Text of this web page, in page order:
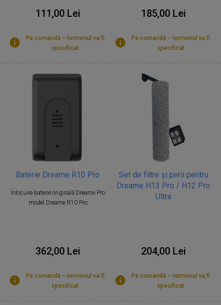
111,00 Lei
Pe comandă – termenul va fi
specificat
185,00 Lei
Pe comandă – termenul va fi
specificat
Baterie Dreame R10 Pro
Înlocuire baterie originală Dreame Pro
model Dreame R10 Pro
362,00 Lei
Pe comandă – termenul va fi
specificat
Set de filtre și perii pentru
Dreame H13 Pro / H12 Pro
Ultra
204,00 Lei
Pe comandă – termenul va fi
specificat